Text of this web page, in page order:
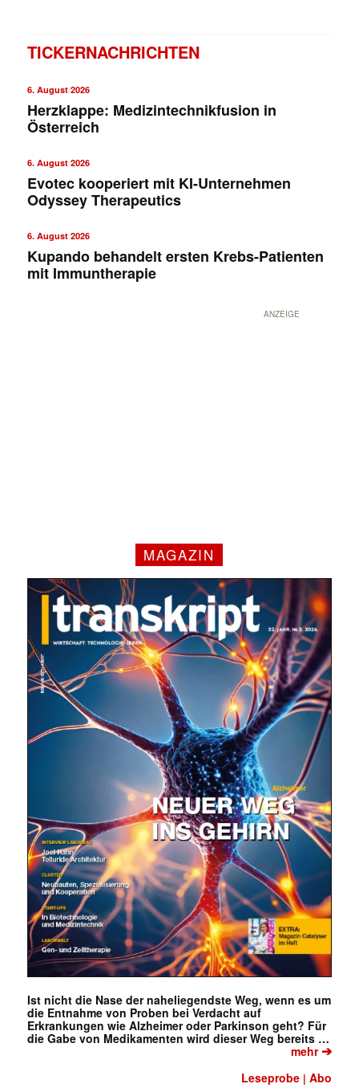
TICKERNACHRICHTEN
6. August 2026
Herzklappe: Medizintechnikfusion in
Österreich
6. August 2026
Evotec kooperiert mit KI-Unternehmen
Odyssey Therapeutics
6. August 2026
Kupando behandelt ersten Krebs-Patienten
mit Immuntherapie
ANZEIGE
MAGAZIN
Ist nicht die Nase der naheliegendste Weg, wenn es um
die Entnahme von Proben bei Verdacht auf
Erkrankungen wie Alzheimer oder Parkinson geht? Für
die Gabe von Medikamenten wird dieser Weg bereits …
mehr➔
Leseprobe |Abo